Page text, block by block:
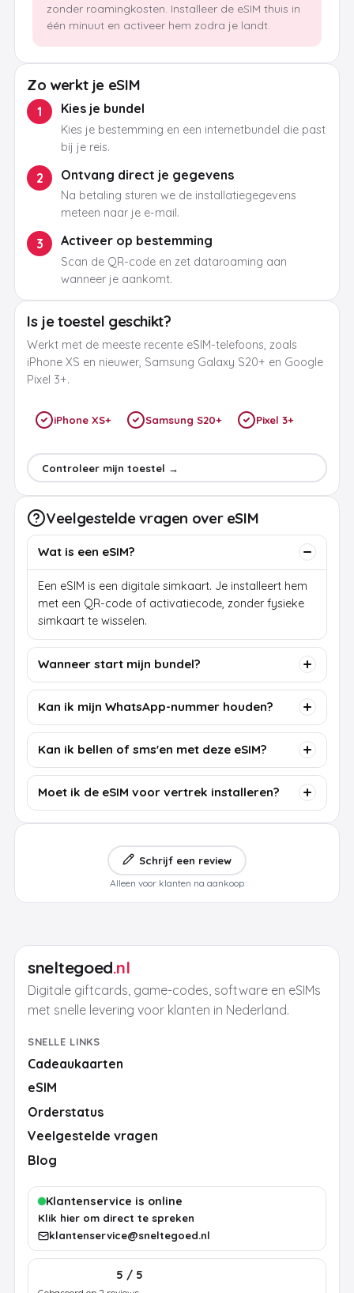
zonder roamingkosten. Installeer de eSIM thuis in
één minuut en activeer hem zodra je landt.
Zo werkt je eSIM
1 Kies je bundel
Kies je bestemming en een internetbundel die past
bij je reis.
2 Ontvang direct je gegevens
Na betaling sturen we de installatiegegevens
meteen naar je e-mail.
3 Activeer op bestemming
Scan de QR-code en zet dataroaming aan
wanneer je aankomt.
Is je toestel geschikt?
Werkt met de meeste recente eSIM-telefoons, zoals
iPhone XS en nieuwer, Samsung Galaxy S20+ en Google
Pixel 3+.
iPhone XS+ Samsung S20+ Pixel 3+
Controleer mijn toestel →
Veelgestelde vragen over eSIM
Wat is een eSIM?
Een eSIM is een digitale simkaart. Je installeert hem
met een QR-code of activatiecode, zonder fysieke
simkaart te wisselen.
Wanneer start mijn bundel?
Kan ik mijn WhatsApp-nummer houden?
Kan ik bellen of sms'en met deze eSIM?
Moet ik de eSIM voor vertrek installeren?
Schrijf een review
Alleen voor klanten na aankoop
sneltegoed.nl
Digitale giftcards, game-codes, software en eSIMs
met snelle levering voor klanten in Nederland.
SNELLE LINKS
Cadeaukaarten
eSIM
Orderstatus
Veelgestelde vragen
Blog
Klantenservice is online
Klik hier om direct te spreken
klantenservice@sneltegoed.nl
5 / 5